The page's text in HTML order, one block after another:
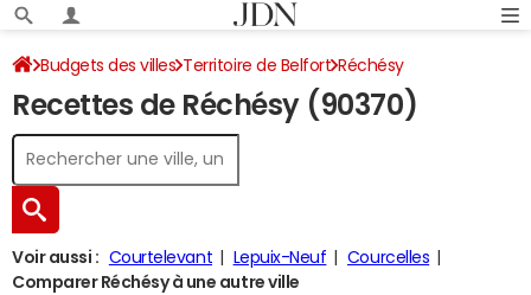
Budgets des villes Territoire de Belfort Réchésy
Recettes 2024
Recettes de Réchésy (90370)
Voir aussi : Courtelevant Lepuix-Neuf
Courcelles
Comparer Réchésy à une autre ville